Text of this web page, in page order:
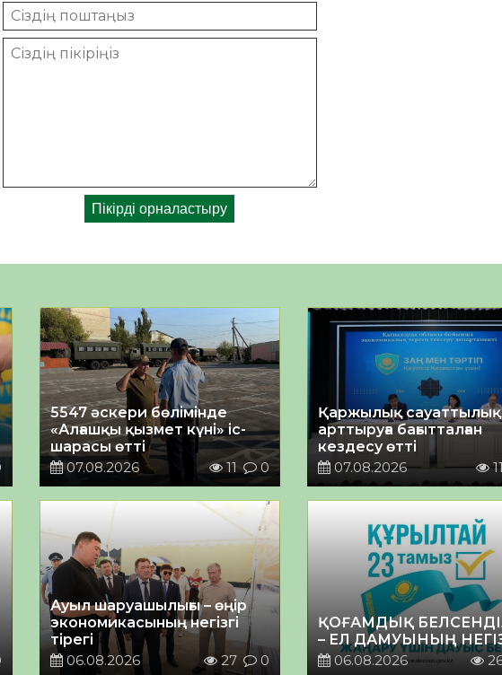
5547 әскери бөлімінде
«Алғашқы қызмет күні» іс-
шарасы өтті
07.08.2026
11 0
Қаржылық
арттыруға бағытталған
кездесу өтті
07.08.2026
Ауыл шаруашылығы – өңір
экономикасының негізгі
тірегі
06.08.2026
27 0
ҚОҒАМДЫҚ
– ЕЛ ДАМУЫНЫҢ
06.08.2026